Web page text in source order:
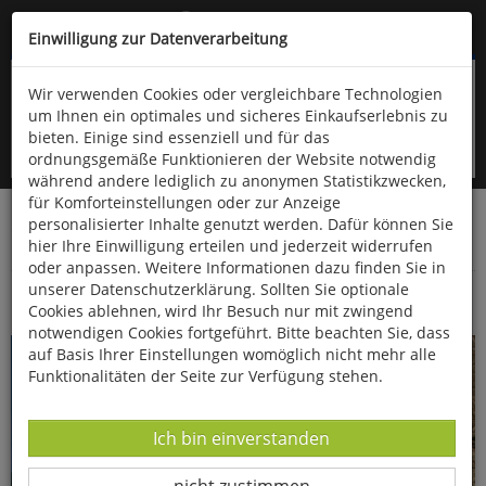
Kompletten Head der Seite überspringen
oder (06766) 9323-960
Startseite Bücher
Naturwissenschaften
Geowissenschaften
Der Geopark Schwäbische Alb
Einwilligung zur Datenverarbeitung
Wir verwenden Cookies oder vergleichbare Technologien
um Ihnen ein optimales und sicheres Einkaufserlebnis zu
bieten. Einige sind essenziell und für das
ordnungsgemäße Funktionieren der Website notwendig
während andere lediglich zu anonymen Statistikzwecken,
für Komforteinstellungen oder zur Anzeige
personalisierter Inhalte genutzt werden. Dafür können Sie
hier Ihre Einwilligung erteilen und jederzeit widerrufen
oder anpassen. Weitere Informationen dazu finden Sie in
unserer Datenschutzerklärung. Sollten Sie optionale
Cookies ablehnen, wird Ihr Besuch nur mit zwingend
notwendigen Cookies fortgeführt. Bitte beachten Sie, dass
auf Basis Ihrer Einstellungen womöglich nicht mehr alle
Funktionalitäten der Seite zur Verfügung stehen.
Datenverarbeitung -
Ich bin einverstanden